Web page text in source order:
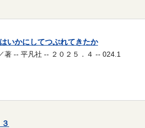
いかにしてつぶれてきたか
著 -- 平凡社 -- ２０２５．４ -- 024.1